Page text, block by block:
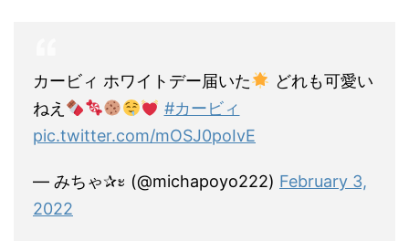
カービィ ホワイトデー届いた
どれも可愛い
ねえ
#カービィ
pic.twitter.com/mOSJ0poIvE
— みちゃ✰ะ (@michapoyo222) February 3,
2022